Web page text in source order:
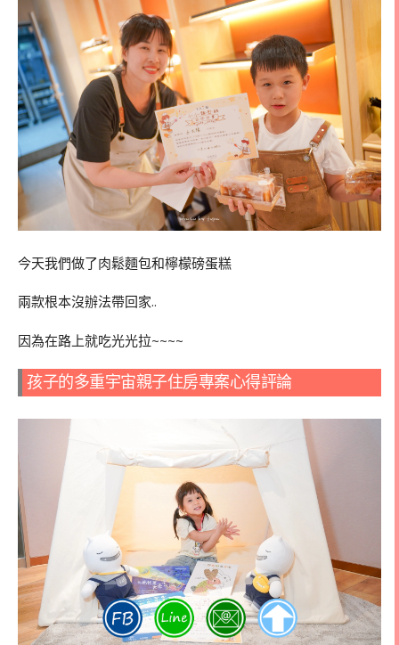
今天我們做了肉鬆麵包和檸檬磅蛋糕
兩款根本沒辦法帶回家..
因為在路上就吃光光拉~~~~
孩子的多重宇宙親子住房專案心得評論